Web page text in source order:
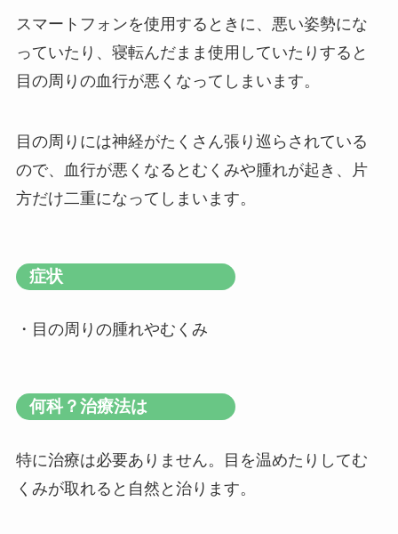
スマートフォンを使用するときに、悪い姿勢にな
っていたり、寝転んだまま使用していたりすると
目の周りの血行が悪くなってしまいます。
目の周りには神経がたくさん張り巡らされている
ので、血行が悪くなるとむくみや腫れが起き、片
方だけ二重になってしまいます。
症状
・目の周りの腫れやむくみ
何科？治療法は
特に治療は必要ありません。目を温めたりしてむ
くみが取れると自然と治ります。